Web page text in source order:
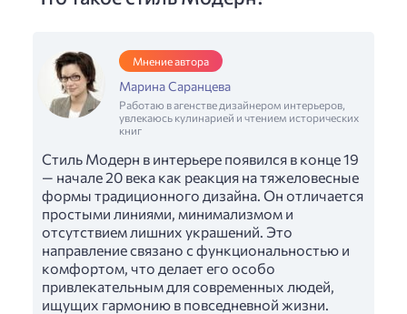
Мнение автора
Марина Саранцева
Работаю в агенстве дизайнером интерьеров,
увлекаюсь кулинарией и чтением исторических
книг
Стиль Модерн в интерьере появился в конце 19
— начале 20 века как реакция на тяжеловесные
формы традиционного дизайна. Он отличается
простыми линиями, минимализмом и
отсутствием лишних украшений. Это
направление связано с функциональностью и
комфортом, что делает его особо
привлекательным для современных людей,
ищущих гармонию в повседневной жизни.